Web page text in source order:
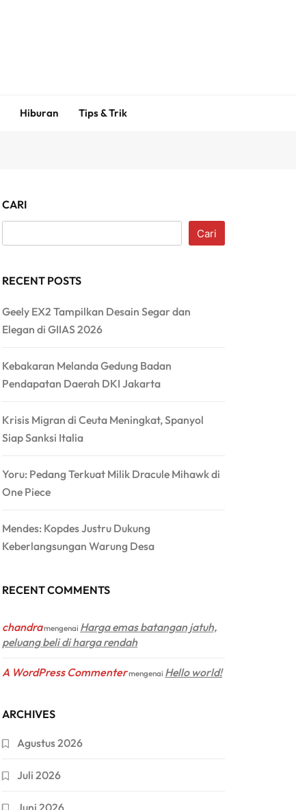
Hiburan Tips & Trik
CARI
Cari
RECENT POSTS
Geely EX2 Tampilkan Desain Segar dan
Elegan di GIIAS 2026
Kebakaran Melanda Gedung Badan
Pendapatan Daerah DKI Jakarta
Krisis Migran di Ceuta Meningkat, Spanyol
Siap Sanksi Italia
Yoru: Pedang Terkuat Milik Dracule Mihawk di
One Piece
Mendes: Kopdes Justru Dukung
Keberlangsungan Warung Desa
RECENT COMMENTS
chandramengenai Harga emas batangan jatuh,
peluang beli di harga rendah
A WordPress Commentermengenai Hello world!
ARCHIVES
Agustus 2026
Juli 2026
Juni 2026